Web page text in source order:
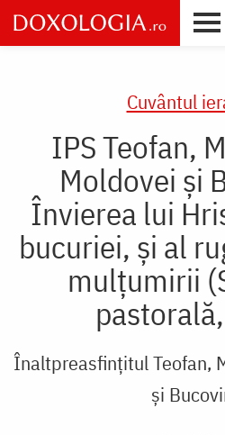
Skip
to
main
Cuvântul
IPS Teofan,
Moldovei și
Învierea lui
bucuriei, şi al
mulțumirii
Înaltpreasfințitul Teofan,
și